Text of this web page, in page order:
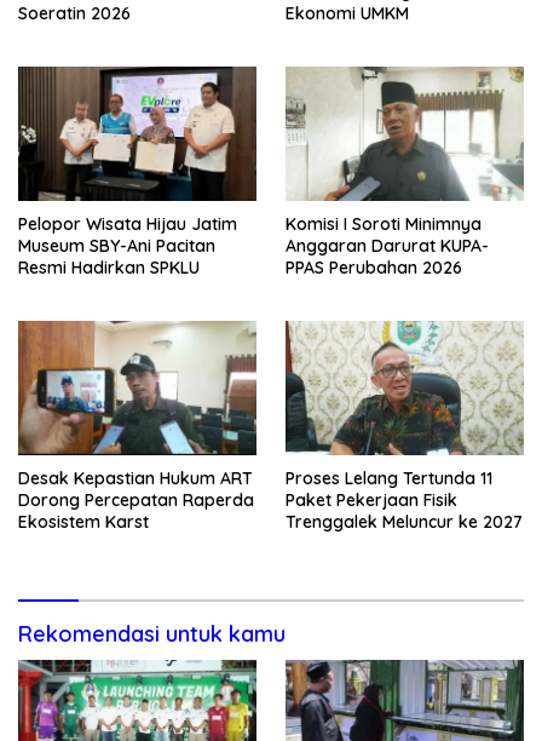
Soeratin 2026
Ekonomi UMKM
Pelopor Wisata Hijau Jatim
Museum SBY-Ani Pacitan
Resmi Hadirkan SPKLU
Komisi I Soroti Minimnya
Anggaran Darurat KUPA-
PPAS Perubahan 2026
Desak Kepastian Hukum ART
Dorong Percepatan Raperda
Ekosistem Karst
Proses Lelang Tertunda 11
Paket Pekerjaan Fisik
Trenggalek Meluncur ke 2027
Rekomendasi untuk kamu